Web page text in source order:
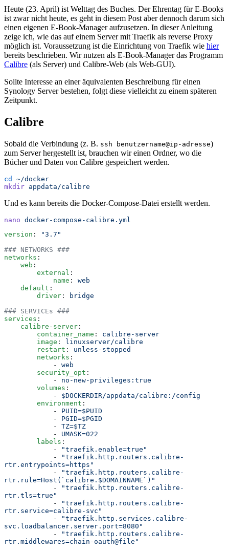
Heute (23. April) ist Welttag des Buches. Der Ehrentag für E-Books
ist zwar nicht heute, es geht in diesem Post aber dennoch darum sich
einen eigenen E-Book-Manager aufzusetzen. In dieser Anleitung
zeige ich, wie das auf einem Server mit Traefik als reverse Proxy
möglich ist. Voraussetzung ist die Einrichtung von Traefik wie hier
bereits beschrieben. Wir nutzen als E-Book-Manager das Programm
Calibre (als Server) und Calibre-Web (als Web-GUI).
Sollte Interesse an einer äquivalenten Beschreibung für einen
Synology Server bestehen, folgt diese vielleicht zu einem späteren
Zeitpunkt.
Calibre
Sobald die Verbindung (z. B. ssh benutzername@ip-adresse)
zum Server hergestellt ist, brauchen wir einen Ordner, wo die
Bücher und Daten von Calibre gespeichert werden.
cd
~/docker
mkdir appdata/calibre
Und es kann bereits die Docker-Compose-Datei erstellt werden.
nano docker-compose-calibre.yml
version : "3.7 "
### NETWORKS ###
networks :
    web
:
        external
:
            name
:
web
    default
:
        driver
:
bridge
### SERVICEs ###
services :
    calibre-server
:
        container_name
:
calibre-server
        image
:
linuxserver/calibre
        restart
:
unless-stopped
        networks
:
            -
web
        security_opt
:
            -
no-new-privileges:true
        volumes
:
            -
$DOCKERDIR/appdata/calibre:/config
        environment
:
            -
PUID=$PUID
            -
PGID=$PGID
            -
TZ=$TZ
            -
UMASK=022
        labels
:
            -
"traefik.enable=true "
            -
"traefik.http.routers.calibre-
rtr.entrypoints=https "
            -
"traefik.http.routers.calibre-
rtr.rule=Host(`calibre.$DOMAINNAME`) "
            -
"traefik.http.routers.calibre-
rtr.tls=true "
            -
"traefik.http.routers.calibre-
rtr.service=calibre-svc "
            -
"traefik.http.services.calibre-
svc.loadbalancer.server.port=8080 "
            -
"traefik.http.routers.calibre-
rtr.middlewares=chain-oauth@file "